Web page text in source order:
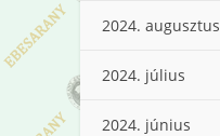
2024. augusztus
2024. július
2024. június